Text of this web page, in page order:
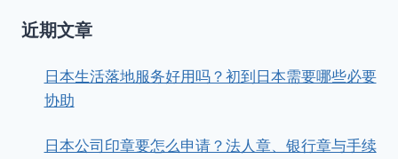
近期文章
日本生活落地服务好用吗？初到日本需要哪些必要
协助
日本公司印章要怎么申请？法人章、银行章与手续